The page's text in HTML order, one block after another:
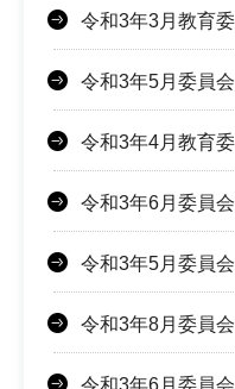
令和3年3月教育
令和3年5月委員
令和3年4月教育
令和3年6月委員
令和3年5月委員
令和3年8月委員
令和3年6月委員